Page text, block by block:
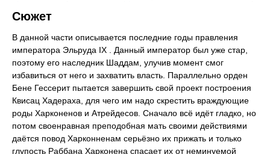
Сюжет
В данной части описывается последние годы правления
императора Эльруда IX . Данный император был уже стар,
поэтому его наследник Шаддам, улучив момент смог
избавиться от него и захватить власть. Параллельно орден
Бене Гессерит пытается завершить свой проект построения
Квисац Хадераха, для чего им надо скрестить враждующие
роды Харконенов и Атрейдесов. Сначало всё идёт гладко, но
потом своенравная преподобная мать своими действиями
даётся повод Харконненам серьёзно их прижать и только
глупость Раббана Харконена спасает их от неминуемой